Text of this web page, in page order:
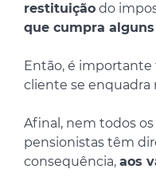
restituição do
que cumpra
Então, é importante
cliente se enquadra
Afinal, nem todos
pensionistas têm
consequência, aos